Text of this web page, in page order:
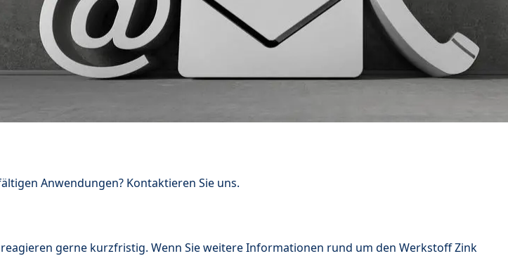
Anwendungen? Kontaktieren Sie uns.
gerne kurzfristig. Wenn Sie weitere Informationen rund um den Werkstoff Zink